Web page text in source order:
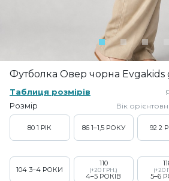
Футболка Овер чорна Evgakids
Таблиця розмірів
Розмір Вік
80 1 РІК 86 1–1,5 РОКУ 92 2
104 3–4 РОКИ
110
(+20 ГРН.)
4–5 РОКІВ
(+20
5–6